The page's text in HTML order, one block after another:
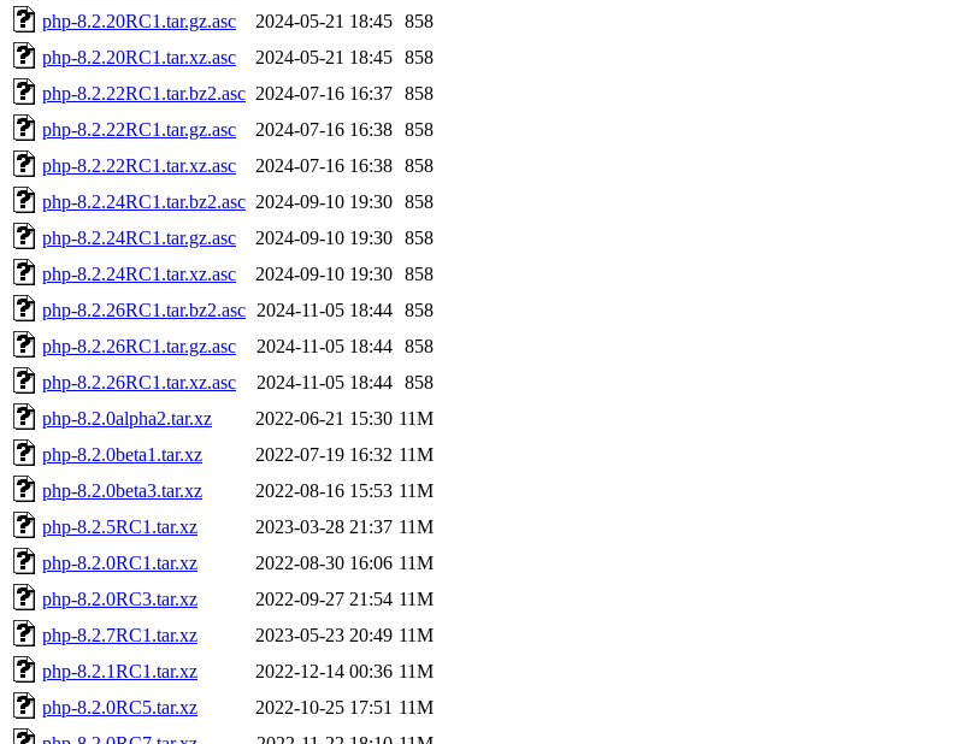
php-8.2.20RC1.tar.gz.asc
2024-05-21 18:45 858
php-8.2.20RC1.tar.xz.asc
2024-05-21 18:45 858
php-8.2.22RC1.tar.bz2.asc 2024-07-16 16:37 858
php-8.2.22RC1.tar.gz.asc
2024-07-16 16:38 858
php-8.2.22RC1.tar.xz.asc
2024-07-16 16:38 858
php-8.2.24RC1.tar.bz2.asc 2024-09-10 19:30 858
php-8.2.24RC1.tar.gz.asc
2024-09-10 19:30 858
php-8.2.24RC1.tar.xz.asc
2024-09-10 19:30 858
php-8.2.26RC1.tar.bz2.asc 2024-11-05 18:44 858
php-8.2.26RC1.tar.gz.asc
2024-11-05 18:44 858
php-8.2.26RC1.tar.xz.asc
2024-11-05 18:44 858
php-8.2.0alpha2.tar.xz
2022-06-21 15:30 11M
php-8.2.0beta1.tar.xz
2022-07-19 16:32 11M
php-8.2.0beta3.tar.xz
2022-08-16 15:53 11M
php-8.2.5RC1.tar.xz
2023-03-28 21:37 11M
php-8.2.0RC1.tar.xz
2022-08-30 16:06 11M
php-8.2.0RC3.tar.xz
2022-09-27 21:54 11M
php-8.2.7RC1.tar.xz
2023-05-23 20:49 11M
php-8.2.1RC1.tar.xz
2022-12-14 00:36 11M
php-8.2.0RC5.tar.xz
2022-10-25 17:51 11M